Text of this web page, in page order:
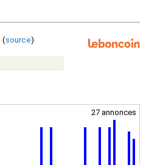
(source)
27 annonces